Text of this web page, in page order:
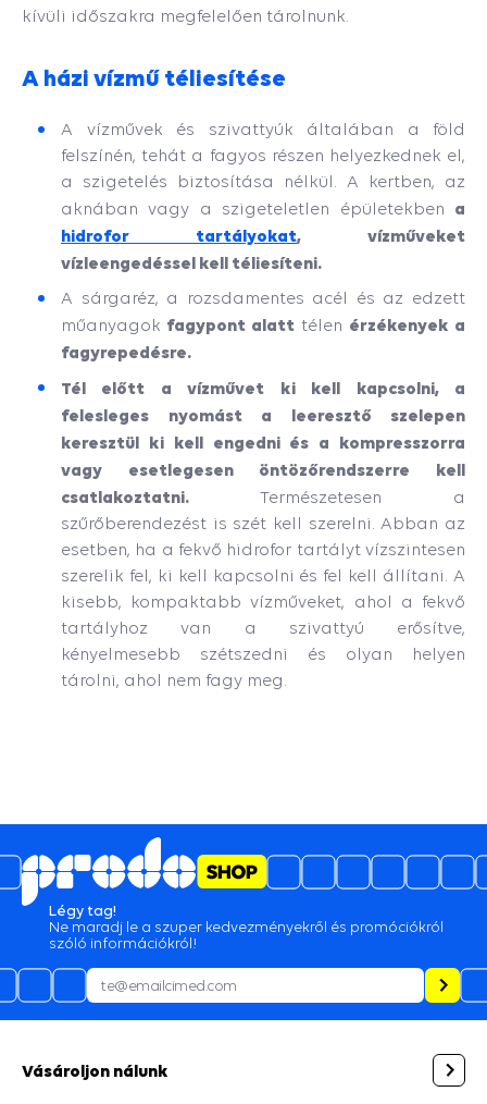
kívüli időszakra megfelelően tárolnunk.
A házi vízmű téliesítése
A vízművek és szivattyúk általában a föld
felszínén, tehát a fagyos részen helyezkednek el,
a szigetelés biztosítása nélkül. A kertben, az
aknában vagy a szigeteletlen épületekben a
hidrofor tartályokat, vízműveket
vízleengedéssel kell téliesíteni.
A sárgaréz, a rozsdamentes acél és az edzett
műanyagok fagypont alatt télen érzékenyek a
fagyrepedésre.
Tél előtt a vízművet ki kell kapcsolni, a
felesleges nyomást a leeresztő szelepen
keresztül ki kell engedni és a kompresszorra
vagy esetlegesen öntözőrendszerre kell
csatlakoztatni. Természetesen a
szűrőberendezést is szét kell szerelni. Abban az
esetben, ha a fekvő hidrofor tartályt vízszintesen
szerelik fel, ki kell kapcsolni és fel kell állítani. A
kisebb, kompaktabb vízműveket, ahol a fekvő
tartályhoz van a szivattyú erősítve,
kényelmesebb szétszedni és olyan helyen
tárolni, ahol nem fagy meg.
Légy tag!
Ne maradj le a szuper kedvezményekről és promóciókról
szóló információkról!
Vásároljon nálunk